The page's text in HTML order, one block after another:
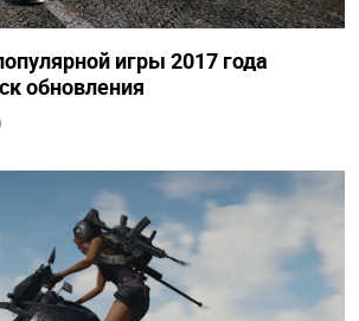
игры 2017 года
обновления